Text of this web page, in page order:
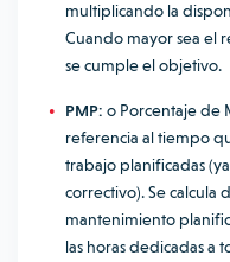
multiplicando la
Cuando mayor sea el
se cumple el objetivo.
PMP: o Porcentaje de
referencia al tiempo
trabajo planificadas
correctivo). Se
mantenimiento
las horas dedicadas a